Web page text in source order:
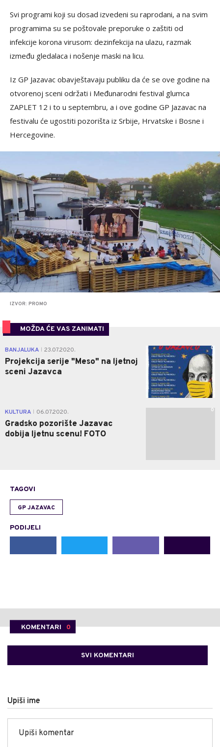
Svi programi koji su dosad izvedeni su raprodani, a na svim
programima su se poštovale preporuke o zaštiti od
infekcije korona virusom: dezinfekcija na ulazu, razmak
između gledalaca i nošenje maski na licu.
Iz GP Jazavac obavještavaju publiku da će se ove godine na
otvorenoj sceni održati i Međunarodni festival glumca
ZAPLET 12 i to u septembru, a i ove godine GP Jazavac na
festivalu će ugostiti pozorišta iz Srbije, Hrvatske i Bosne i
Hercegovine.
IZVOR: PROMO
MOŽDA ĆE VAS ZANIMATI
BANJALUKA 23.07.2020.
Projekcija serije "Meso" na ljetnoj
sceni Jazavca
0
KULTURA 06.07.2020.
Gradsko pozorište Jazavac
dobija ljetnu scenu! FOTO
0
TAGOVI
GP JAZAVAC
PODIJELI
KOMENTARI 0
SVI KOMENTARI
Upiši ime